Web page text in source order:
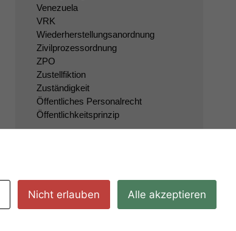
Venezuela
VRK
Wiederherstellungsanordnung
Zivilprozessordnung
ZPO
Zustellfiktion
Zuständigkeit
Öffentliches Personalrecht
Öffentlichkeitsprinzip
Nicht erlauben Alle akzeptieren